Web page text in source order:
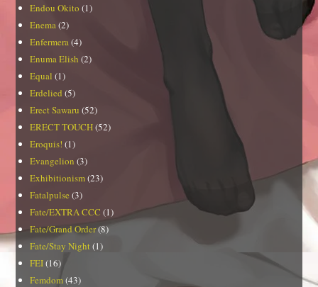
Endou Okito (1)
Enema(2)
Enfermera(4)
Enuma Elish (2)
Equal (1)
Erdelied (5)
Erect Sawaru (52)
ERECT TOUCH(52)
Eroquis! (1)
Evangelion (3)
Exhibitionism(23)
Fatalpulse (3)
Fate/EXTRA CCC (1)
Fate/Grand Order(8)
Fate/Stay Night (1)
FEI(16)
Femdom(43)